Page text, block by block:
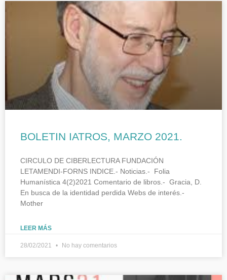
BOLETIN IATROS, MARZO 2021.
CIRCULO DE CIBERLECTURA FUNDACIÓN
LETAMENDI-FORNS INDICE.- Noticias.- Folia
Humanística 4(2)2021 Comentario de libros.- Gracia, D.
En busca de la identidad perdida Webs de interés.-
Mother
LEER MÁS
28/02/2021 No hay comentarios